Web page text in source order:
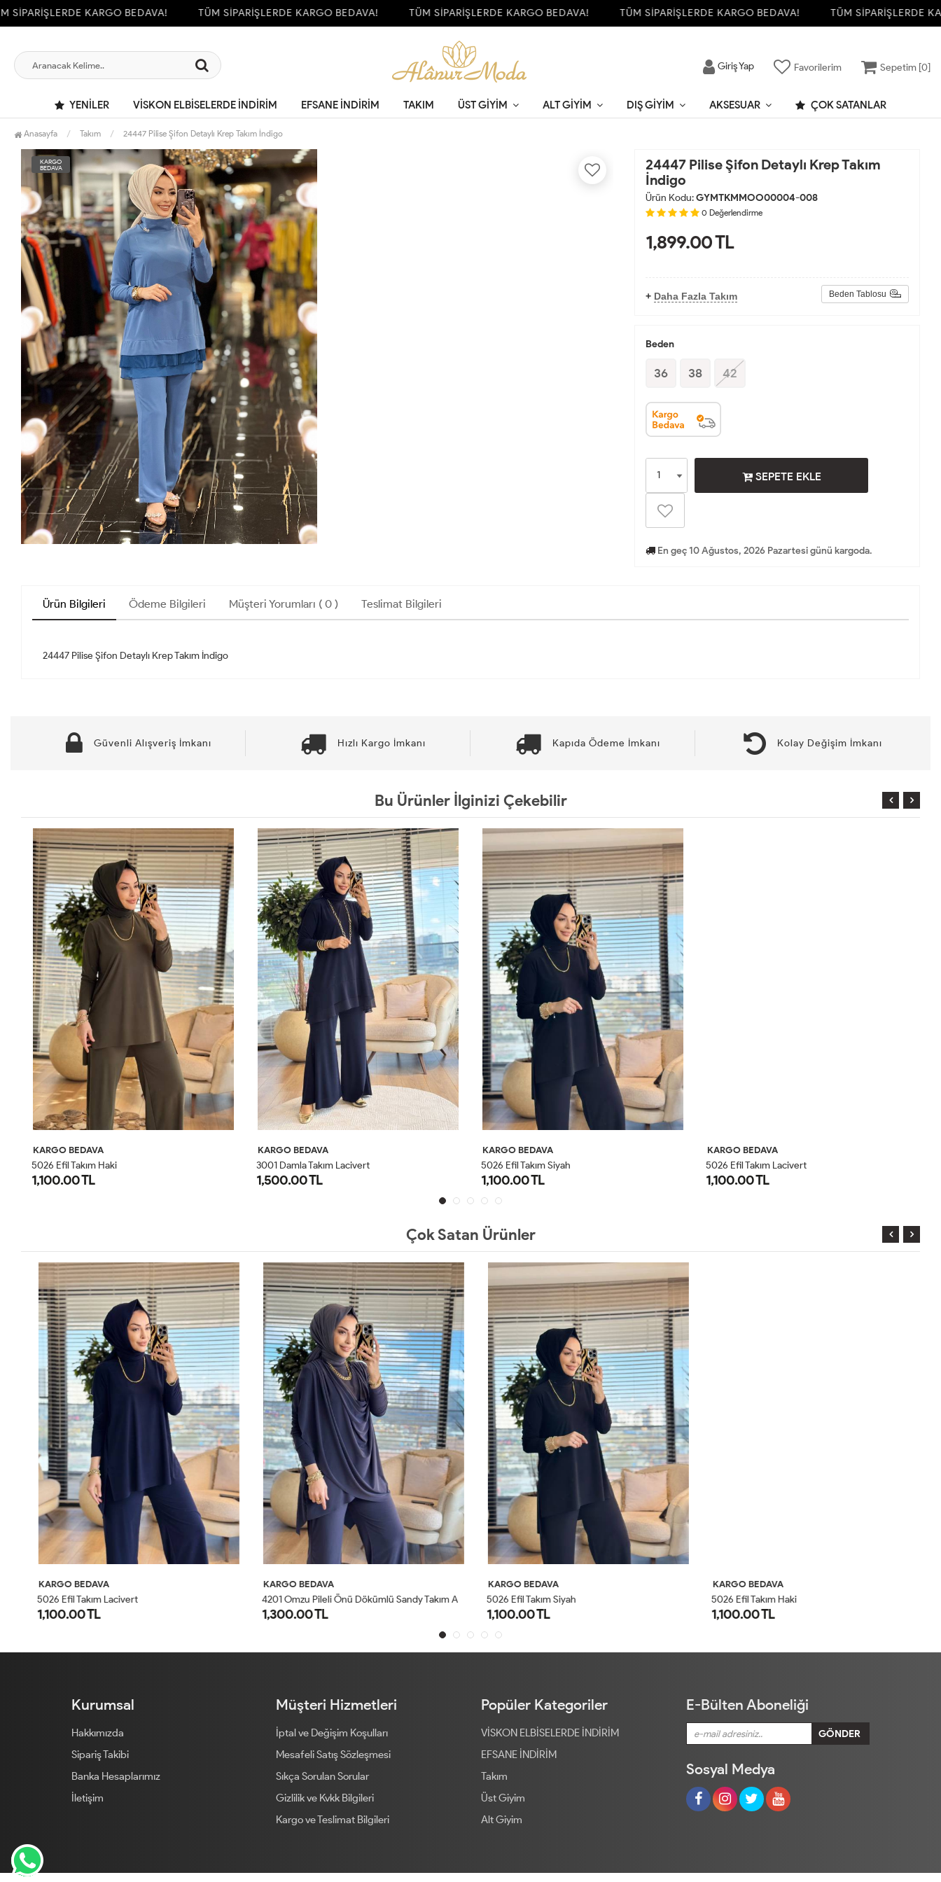
KARGO BEDAVA! TÜM SİPARİŞLERDE KARGO BEDAVA! TÜM SİPARİŞLERDE KARGO BEDAVA! TÜM SİPARİŞLERDE KARGO BEDAVA! TÜM SİPARİŞLERDE
Giriş Yap Favorilerim Sepetim [0]
YENILER VİSKON ELBİSELERDE İNDİRİM EFSANE İNDİRİM TAKIM ÜST GIYIM ALT GIYIM DIŞ GIYIM AKSESUAR ÇOK SATANLAR
Anasayfa Takım 24447 Pilise Şifon Detaylı Krep Takım İndigo
KARGO
BEDAVA
24447 Pilise Şifon Detaylı Krep Takım
İndigo
Ürün Kodu:GYMTKMMOO00004-008
0 Değerlendirme
1,899.00TL
+ Daha Fazla Takım Beden Tablosu
Beden
36 38 42
SEPETE EKLE
En geç 10 Ağustos, 2026 Pazartesi günü kargoda.
Ürün Bilgileri Ödeme Bilgileri Müşteri Yorumları ( 0 ) Teslimat Bilgileri
Güvenli Alışveriş İmkanı Hızlı Kargo İmkanı Kapıda Ödeme İmkanı Kolay Değişim İmkanı
Bu Ürünler İlginizi Çekebilir
KARGO BEDAVA
5026 Efil Takım Haki
1,100.00 TL
KARGO BEDAVA
3001 Damla Takım Lacivert
1,500.00 TL
KARGO BEDAVA
5026 Efil Takım Siyah
1,100.00 TL
KARGO BEDAVA
5026 Efil Takım Lacivert
1,100.00 TL
Çok Satan Ürünler
KARGO BEDAVA
5026 Efil Takım Lacivert
1,100.00 TL
KARGO BEDAVA
1,300.00 TL
KARGO BEDAVA
5026 Efil Takım Siyah
1,100.00 TL
KARGO BEDAVA
5026 Efil Takım Haki
1,100.00 TL
Kurumsal
Hakkımızda
Sipariş Takibi
Banka Hesaplarımız
İletişim
Müşteri Hizmetleri
İptal ve Değişim Koşulları
Mesafeli Satış Sözleşmesi
Sıkça Sorulan Sorular
Gizlilik ve Kvkk Bilgileri
Kargo ve Teslimat Bilgileri
Popüler Kategoriler
VİSKON ELBİSELERDE İNDİRİM
EFSANE İNDİRİM
Takım
Üst Giyim
Alt Giyim
E-Bülten Aboneliği
Sosyal Medya